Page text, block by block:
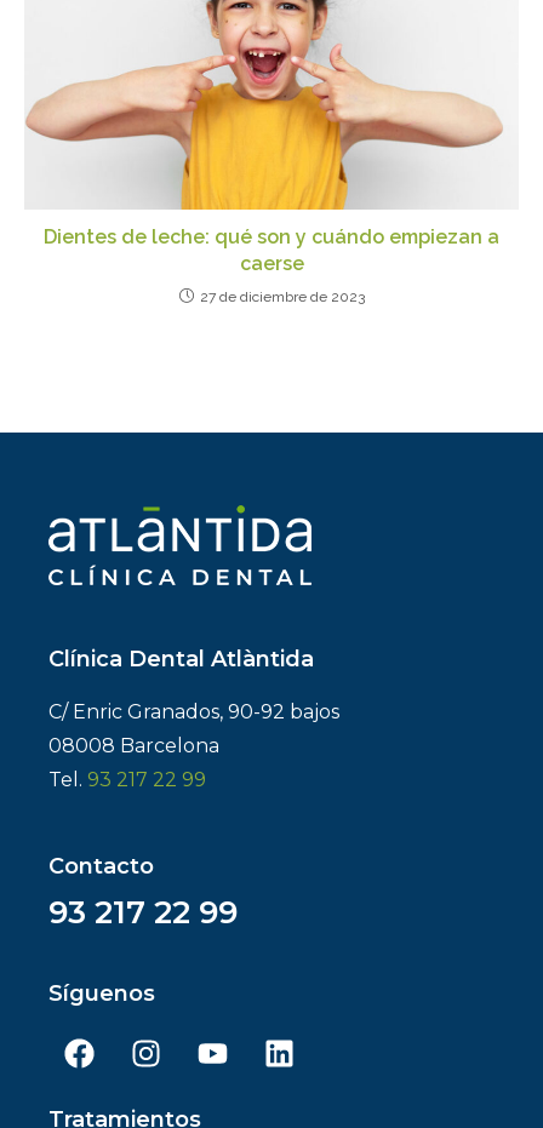
Dientes de leche: qué son y cuándo empiezan a
caerse
27 de diciembre de 2023
Clínica Dental Atlàntida
C/ Enric Granados, 90-92 bajos
08008 Barcelona
Tel. 93 217 22 99
Contacto
93 217 22 99
Síguenos
Tratamientos